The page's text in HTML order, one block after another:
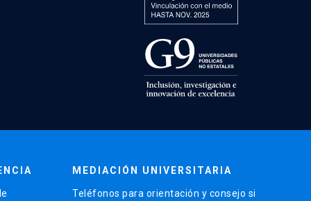
MEDIACIÓN UNIVERSITARIA
Teléfonos para orientación y consejo si